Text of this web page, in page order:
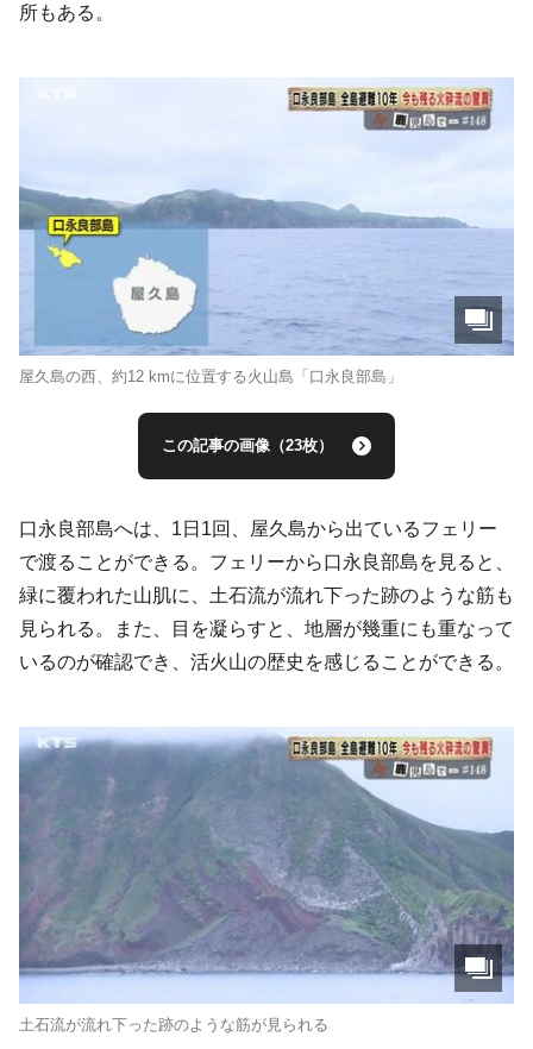
所もある。
屋久島の西、約12 kmに位置する火山島「口永良部島」
この記事の画像（23枚）
口永良部島へは、1日1回、屋久島から出ているフェリー
で渡ることができる。フェリーから口永良部島を見ると、
緑に覆われた山肌に、土石流が流れ下った跡のような筋も
見られる。また、目を凝らすと、地層が幾重にも重なって
いるのが確認でき、活火山の歴史を感じることができる。
土石流が流れ下った跡のような筋が見られる